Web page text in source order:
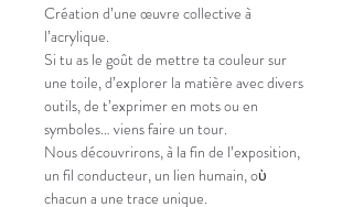
Création d’une œuvre collective à
l’acrylique.
Si tu as le goût de mettre ta couleur sur
une toile, d’explorer la matière avec divers
outils, de t’exprimer en mots ou en
symboles… viens faire un tour.
Nous découvrirons, à la fin de l’exposition,
un fil conducteur, un lien humain, oὺ
chacun a une trace unique.